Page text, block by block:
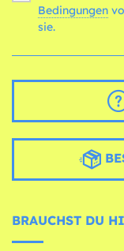
Bedingungen
sie.
BRAUCHST DU